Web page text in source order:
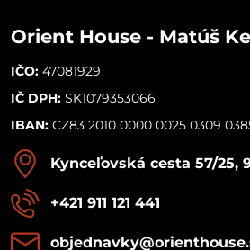
Orient House - Matúš
IČO: 47081929
IČ DPH: SK1079353066
IBAN: CZ83 2010 0000 0025 0309
Kynceľovská cesta 57/25,
+421 911 121 441